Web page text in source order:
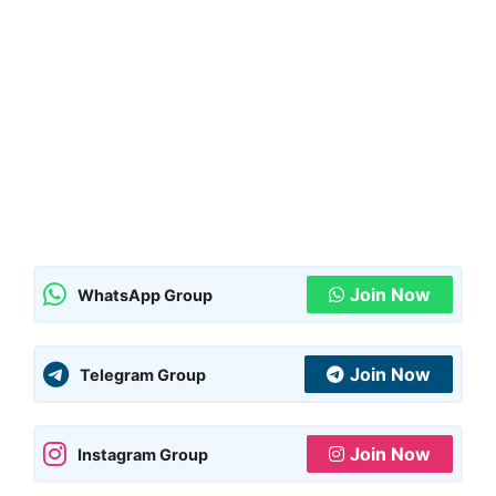
WhatsApp Group Join Now
Telegram Group Join Now
Instagram Group Join Now